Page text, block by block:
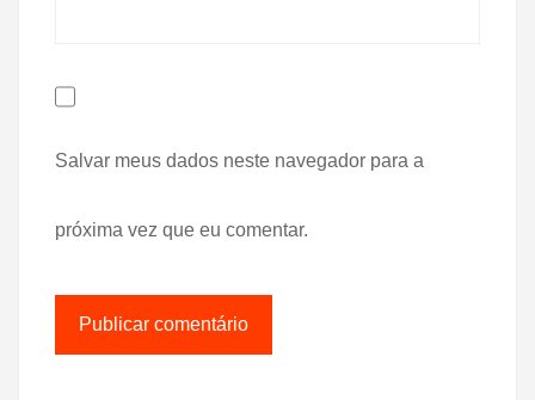
Salvar meus dados neste navegador para a
próxima vez que eu comentar.